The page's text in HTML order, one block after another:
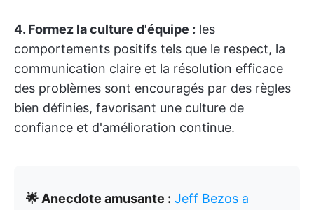
4. Formez la culture d'équipe : les
comportements positifs tels que le respect, la
communication claire et la résolution efficace
des problèmes sont encouragés par des règles
bien définies, favorisant une culture de
confiance et d'amélioration continue.
🌟 Anecdote amusante : Jeff Bezos a